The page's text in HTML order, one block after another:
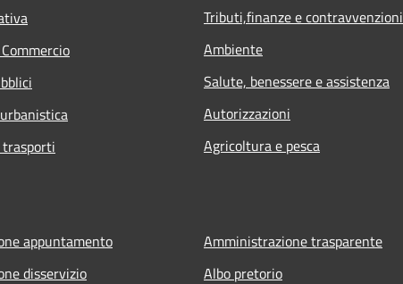
Tributi,finanze e contravvenzioni
Ambiente
Salute, benessere e assistenza
Autorizzazioni
Agricoltura e pesca
appuntamento
disservizio
Amministrazione trasparente
Albo pretorio